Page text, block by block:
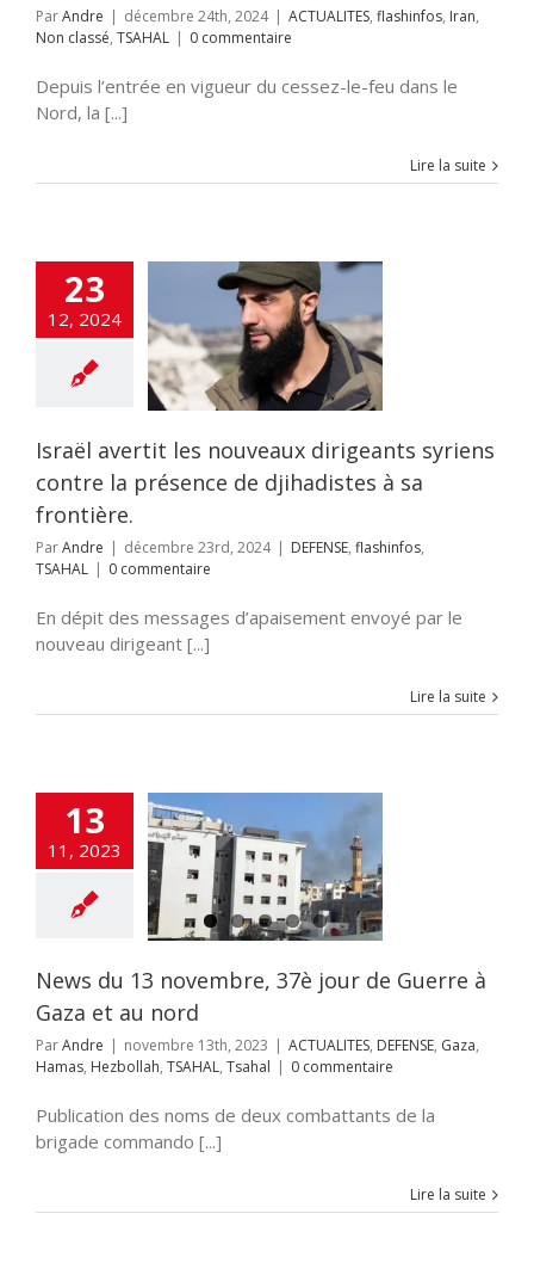
ParAndre | décembre 24th, 2024 | ACTUALITES, flashinfos, Iran,
Non classé, TSAHAL | 0 commentaire
Depuis l’entrée en vigueur du cessez-le-feu dans le
Nord, la [...]
Lire la suite
23
12, 2024
avertit les
dirigeants
contre la
à sa
TSAHALIsraël avertit les nouveaux dirigeants syriens
contre la présence de djihadistes à sa
frontière.
ParAndre | décembre 23rd, 2024 | DEFENSE, flashinfos,
TSAHAL | 0 commentaire
En dépit des messages d’apaisement envoyé par le
nouveau dirigeant [...]
Lire la suite
13
11, 2023
13 novembre,
de Guerre à
DEFENSE
News du 13 novembre, 37è jour de Guerre à
Gaza et au nord
ParAndre | novembre 13th, 2023 | ACTUALITES, DEFENSE, Gaza,
Hamas, Hezbollah, TSAHAL, Tsahal | 0 commentaire
Publication des noms de deux combattants de la
brigade commando [...]
Lire la suite